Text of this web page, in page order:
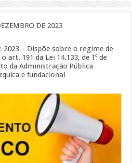
DE 2023
2023 – Dispõe sobre o regime de
art. 191 da Lei 14.133, de 1º de
da Administração Pública
e fundacional